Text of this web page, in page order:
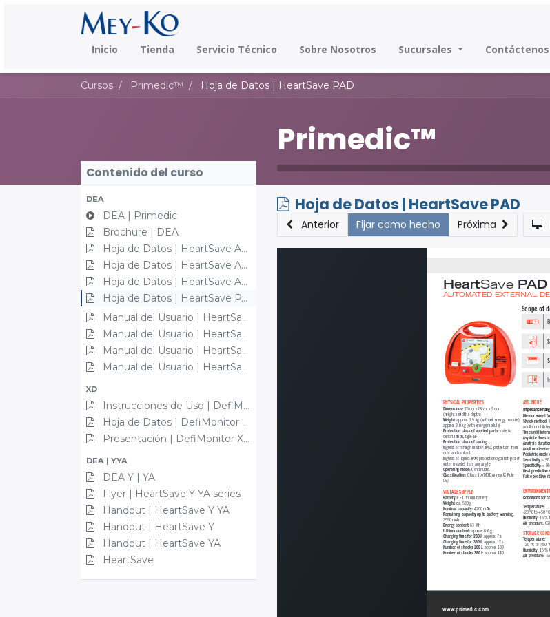
Inicio Tienda Servicio Técnico Sobre Nosotros Sucursales Contáctenos
Cursos Primedic™ Hoja de Datos | HeartSave PAD
Primedic™
Contenido del curso
DEA
DEA | Primedic
Brochure | DEA
Hoja de Datos | HeartSave AED
Hoja de Datos | HeartSave AED-M
Hoja de Datos | HeartSave AS
Hoja de Datos | HeartSave PAD
Manual del Usuario | HeartSave AS
Manual del Usuario | HeartSave AED
Manual del Usuario | HeartSave AED-M
Manual del Usuario | HeartSave PAD
XD
Instrucciones de Uso | DefiMonitor XD
Hoja de Datos | DefiMonitor XD
Presentación | DefiMonitor XD
DEA | YYA
DEA Y | YA
Flyer | HeartSave Y YA series
Handout | HeartSave Y YA
Handout | HeartSave Y
Handout | HeartSave YA
HeartSave
Hoja de Datos | HeartSave PAD
Anterior Fijar como hecho Próxima